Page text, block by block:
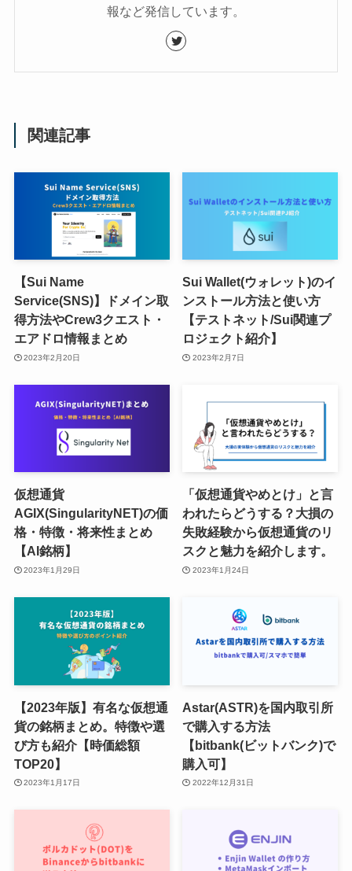
報など発信しています。
関連記事
【Sui Name
Service(SNS)】ドメイン取
得方法やCrew3クエスト・
エアドロ情報まとめ
2023年2月20日
Sui Wallet(ウォレット)のイ
ンストール方法と使い方
【テストネット/Sui関連プ
ロジェクト紹介】
2023年2月7日
仮想通貨
AGIX(SingularityNET)の価
格・特徴・将来性まとめ
【AI銘柄】
2023年1月29日
「仮想通貨やめとけ」と言
われたらどうする？大損の
失敗経験から仮想通貨のリ
スクと魅力を紹介します。
2023年1月24日
【2023年版】有名な仮想通
貨の銘柄まとめ。特徴や選
び方も紹介【時価総額
TOP20】
2023年1月17日
Astar(ASTR)を国内取引所
で購入する方法
【bitbank(ビットバンク)で
購入可】
2022年12月31日